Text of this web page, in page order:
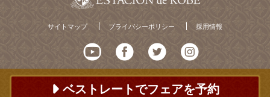
ベストレートでフェアを予約
サイトマップ プライバシーポリシー 採用情報